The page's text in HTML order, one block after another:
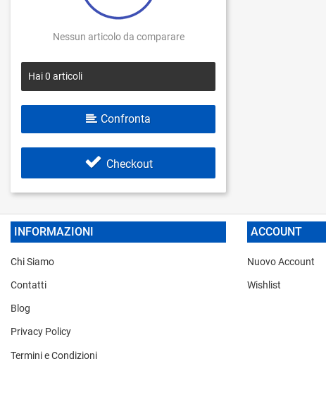
Nessun articolo da comparare
Hai0 articoli
Confronta
Checkout
INFORMAZIONI
Chi Siamo
Contatti
Blog
Privacy Policy
Termini e Condizioni
ACCOUNT
Nuovo Account
Wishlist